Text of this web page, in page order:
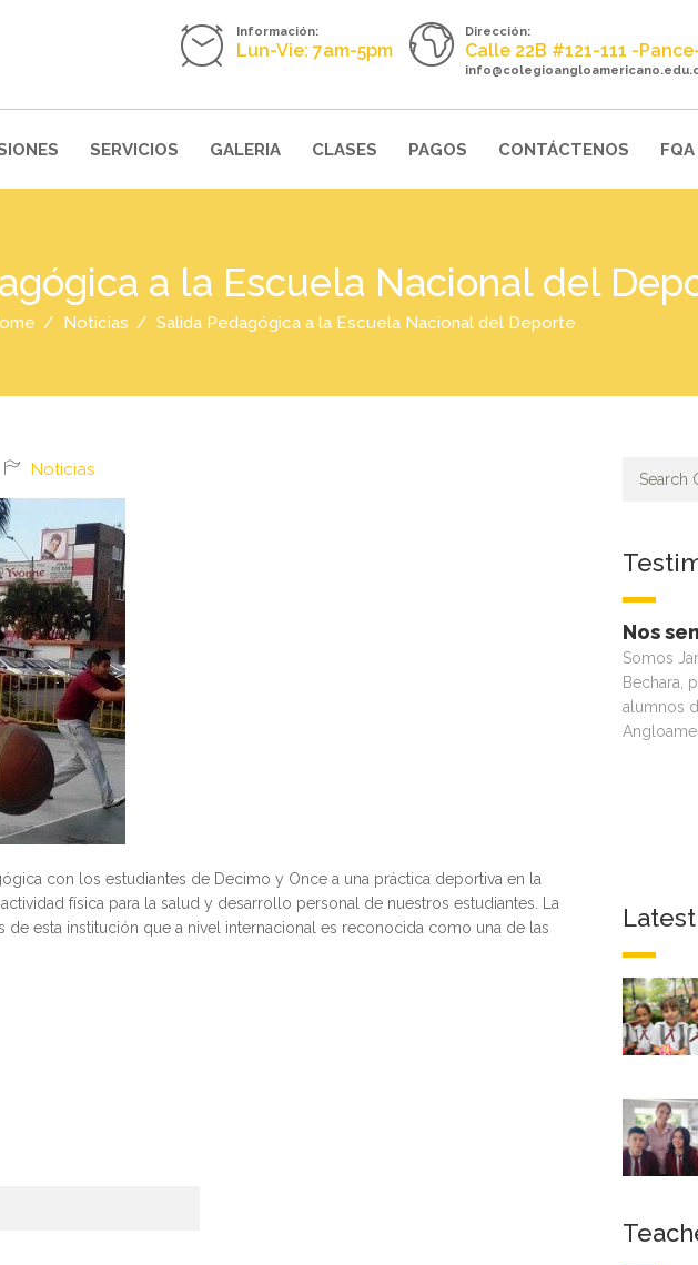
Dirección:
Calle 22B #121-111 -
Información:
Lun-Vie: 7am-5pm
SERVICIOS GALERIA CLASES PAGOS CONTÁCTENOS FQA
a la Escuela Nacional del
Noticias Salida Pedagógica a la Escuela Nacional del Deporte
Noticias
con los estudiantes de Decimo y Once a una práctica deportiva en la
física para la salud y desarrollo personal de nuestros estudiantes. La
esta institución que a nivel internacional es reconocida como una de las
La